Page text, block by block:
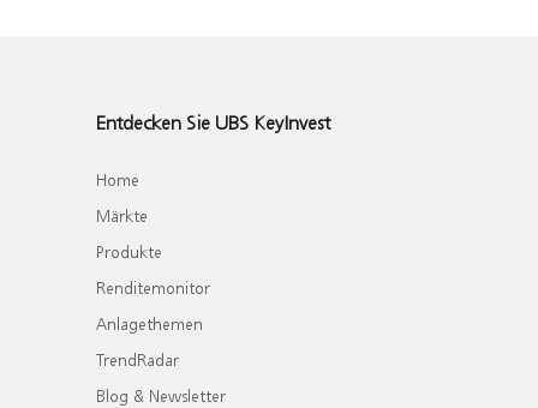
Entdecken Sie UBS KeyInvest
Home
Märkte
Produkte
Renditemonitor
Anlagethemen
TrendRadar
Blog & Newsletter